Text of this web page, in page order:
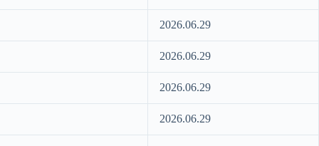
2026.06.29
2026.06.29
2026.06.29
2026.06.29